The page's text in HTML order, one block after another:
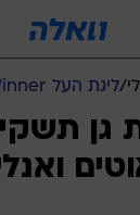
/ליגת העל Winner
גן